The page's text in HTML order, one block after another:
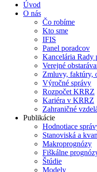
Úvod
O nás
Čo robíme
Kto sme
IFIS
Panel poradcov
Kancelária Rady
Verejné
Zmluvy, faktúry,
Výročné správy
Rozpočet KRRZ
Kariéra v KRRZ
Zahraničné
Publikácie
Hodnotiace
Stanoviská a
Makroprognózy
Fiškálne
Štúdie
Modely